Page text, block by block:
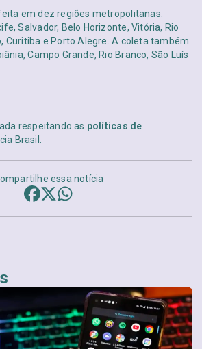
em dez regiões metropolitanas:
Salvador, Belo Horizonte, Vitória, Rio
Curitiba e Porto Alegre. A coleta também
Campo Grande, Rio Branco, São Luís
respeitando as políticas de
Brasil.
essa notícia